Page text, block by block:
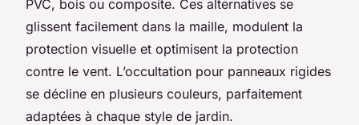
PVC, bois ou composite. Ces alternatives se
glissent facilement dans la maille, modulent la
protection visuelle et optimisent la protection
contre le vent. L’occultation pour panneaux rigides
se décline en plusieurs couleurs, parfaitement
adaptées à chaque style de jardin.